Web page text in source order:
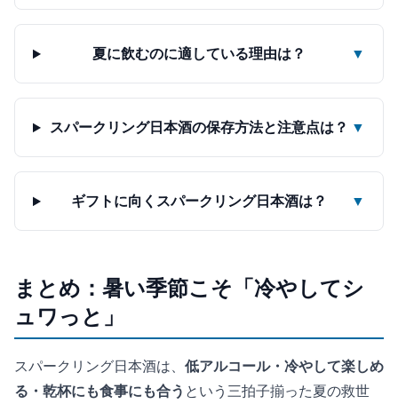
夏に飲むのに適している理由は？ ▼
スパークリング日本酒の保存方法と注意点は？ ▼
ギフトに向くスパークリング日本酒は？ ▼
まとめ：暑い季節こそ「冷やしてシ
ュワっと」
スパークリング日本酒は、 低アルコール・冷やして楽しめ
る・乾杯にも食事にも合う という三拍子揃った夏の救世